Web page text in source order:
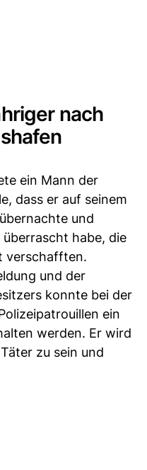
nach
ein Mann der
dass er auf seinem
und
habe, die
verschafften.
und der
konnte bei der
ein
werden. Er wird
zu sein und